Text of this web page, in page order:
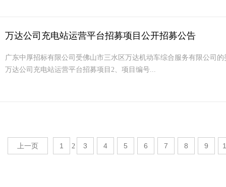
万达公司充电站运营平台招募项目公开招募公告
广东中厚招标有限公司受佛山市三水区万达机动车综合服务有限公司
万达公司充电站运营平台招募项目2、项目编号...
上一页 1 2 3 4 5 6 7 8 9